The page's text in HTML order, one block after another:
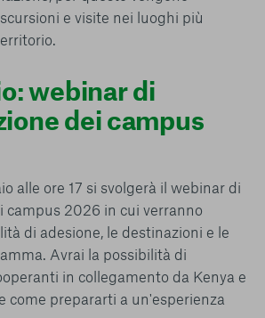
e visite nei luoghi più
webinar di
dei campus
alle ore 17 si svolgerà il webinar di
campus 2026 in cui verranno
di adesione, le destinazioni e le
Avrai la possibilità di
in collegamento da Kenya e
come prepararti a un'esperienza